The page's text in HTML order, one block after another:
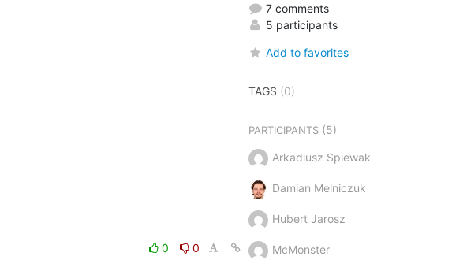
0
0
7 comments
5 participants
Add to favorites
TAGS (0)
PARTICIPANTS(5)
Arkadiusz Spiewak
Damian Melniczuk
Hubert Jarosz
McMonster